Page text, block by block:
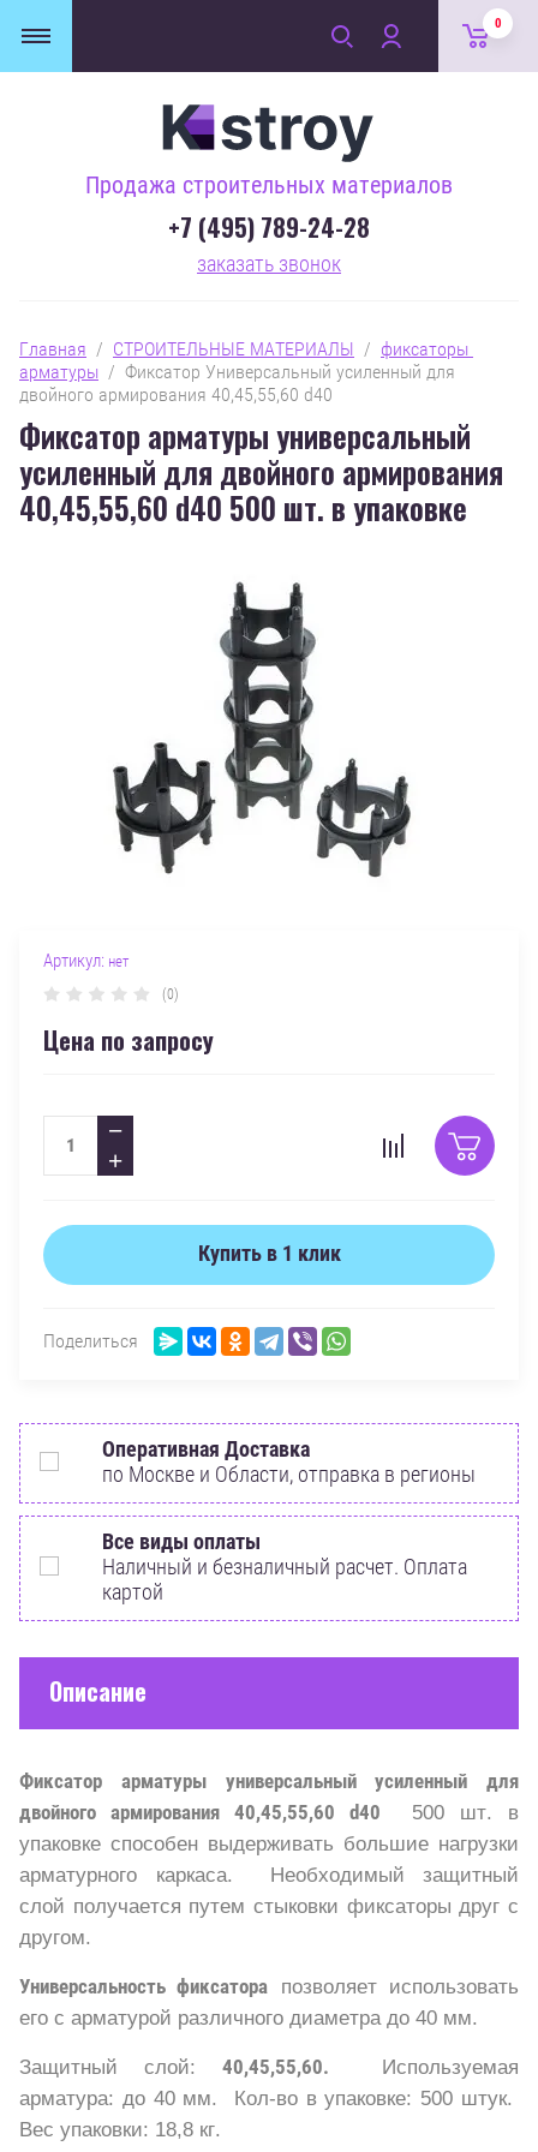
0
Продажа строительных материалов
+7 (495) 789-24-28
заказать звонок
Главная
  /
СТРОИТЕЛЬНЫЕ МАТЕРИАЛЫ
  /
фиксаторы
арматуры
  /  Фиксатор Универсальный усиленный для
двойного армирования 40,45,55,60 d40
Фиксатор арматуры универсальный
усиленный для двойного армирования
40,45,55,60 d40 500 шт. в упаковке
Артикул: нет
(0)
Цена по запросу
−
+
Купить в 1 клик
Поделиться
Оперативная Доставка
по Москве и Области, отправка в регионы
Все виды оплаты
Наличный и безналичный расчет. Оплата
картой
Описание
Фиксатор арматуры универсальный усиленный для
двойного армирования 40,45,55,60 d40
500 шт. в
упаковке способен выдерживать большие нагрузки
арматурного каркаса. Необходимый защитный
слой получается путем стыковки фиксаторы друг с
другом.
Универсальность фиксатора позволяет использовать
его с арматурой различного диаметра до 40 мм.
Защитный слой: 40,45,55,60. Используемая
арматура: до 40 мм. Кол-во в упаковке: 500 штук.
Вес упаковки: 18,8 кг.